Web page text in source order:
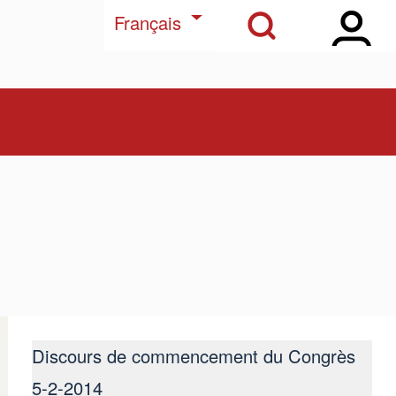
Open Sidebar
Open Search Block
Français Lister les actions
Discours de commencement du Congrès
5-2-2014